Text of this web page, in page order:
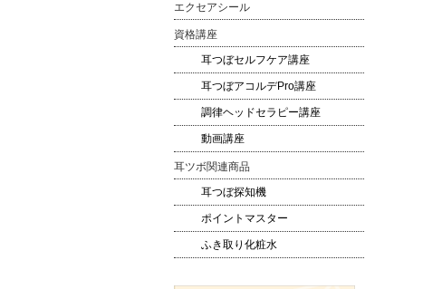
エクセアシール
資格講座
耳つぼセルフケア講座
耳つぼアコルデPro講座
調律ヘッドセラピー講座
動画講座
耳ツボ関連商品
耳つぼ探知機
ポイントマスター
ふき取り化粧水